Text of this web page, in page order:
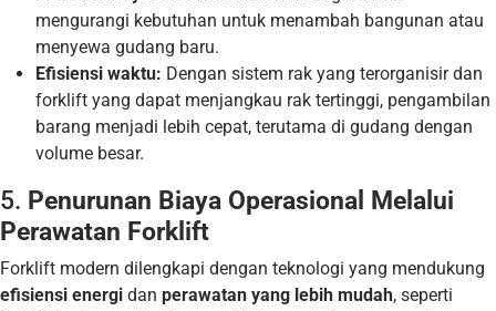
mengurangi kebutuhan untuk menambah bangunan atau
menyewa gudang baru.
Efisiensi waktu: Dengan sistem rak yang terorganisir dan
forklift yang dapat menjangkau rak tertinggi, pengambilan
barang menjadi lebih cepat, terutama di gudang dengan
volume besar.
5. Penurunan Biaya Operasional Melalui
Perawatan Forklift
Forklift modern dilengkapi dengan teknologi yang mendukung
efisiensi energi dan perawatan yang lebih mudah, seperti